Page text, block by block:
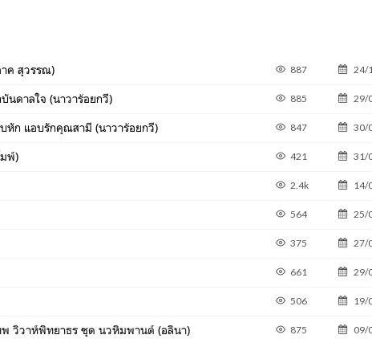
ค สุวรรณ) 887 24/
นดาลใจ (นาวาร้อยกวี) 885 29/
หัก แอบรักคุณสามี (นาวาร้อยกวี) 847 30/
พ์) 421 31/
2.4k 14/
564 25/
375 27/
661 29/
506 19/
พ วิวาห์พิทยาธร ชุด นวหิมพานต์ (อลินา) 875 09/